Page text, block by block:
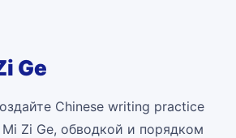
Ge
Chinese writing practice
Mi Zi Ge, обводкой и порядком